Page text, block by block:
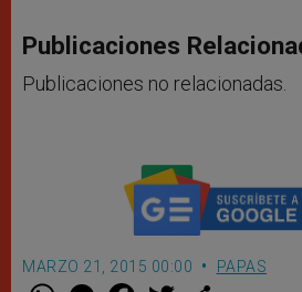
Publicaciones
Publicaciones no relacionadas.
MARZO 21, 2015 00:00 PAPAS
W M F